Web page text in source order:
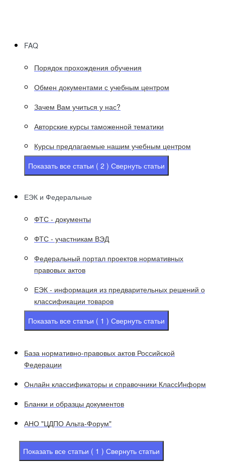
FAQ
Порядок прохождения обучения
Обмен документами с учебным центром
Зачем Вам учиться у нас?
Авторские курсы таможенной тематики
Курсы предлагаемые нашим учебным центром
Показать все статьи ( 2 ) Свернуть статьи
ЕЭК и Федеральные
ФТС - документы
ФТС - участникам ВЭД
Федеральный портал проектов нормативных
правовых актов
ЕЭК - информация из предварительных решений о
классификации товаров
Показать все статьи ( 1 ) Свернуть статьи
База нормативно-правовых актов Российской
Федерации
Онлайн классификаторы и справочники КлассИнформ
Бланки и образцы документов
АНО "ЦДПО Альта-Форум"
Показать все статьи ( 1 ) Свернуть статьи